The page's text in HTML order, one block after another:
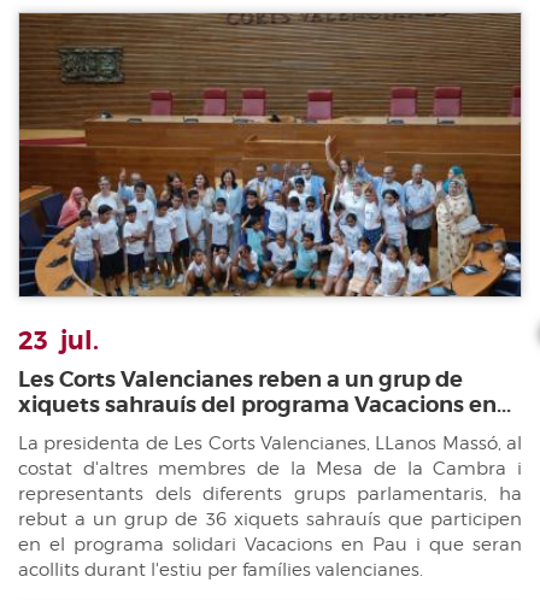
23 jul.
Les Corts Valencianes reben a un grup de
xiquets sahrauís del programa Vacacions en...
La presidenta de Les Corts Valencianes, LLanos Massó, al
costat d'altres membres de la Mesa de la Cambra i
representants dels diferents grups parlamentaris, ha
rebut a un grup de 36 xiquets sahrauís que participen
en el programa solidari Vacacions en Pau i que seran
acollits durant l'estiu per famílies valencianes.